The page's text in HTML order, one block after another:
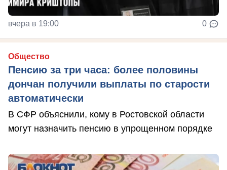
вчера в 19:00 0
Общество
Пенсию за три часа: более половины
дончан получили выплаты по старости
автоматически
В СФР объяснили, кому в Ростовской области
могут назначить пенсию в упрощенном порядке